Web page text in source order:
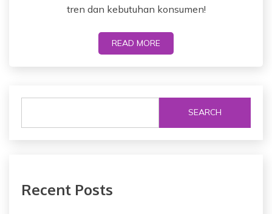
tren dan kebutuhan konsumen!
READ MORE
SEARCH
Recent Posts